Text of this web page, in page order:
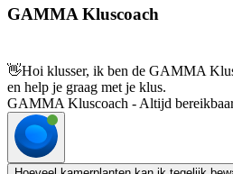
GAMMA Kluscoach
👋Hoi klusser, ik ben de GAMMA
en help je graag met je klus.
GAMMA Kluscoach - Altijd